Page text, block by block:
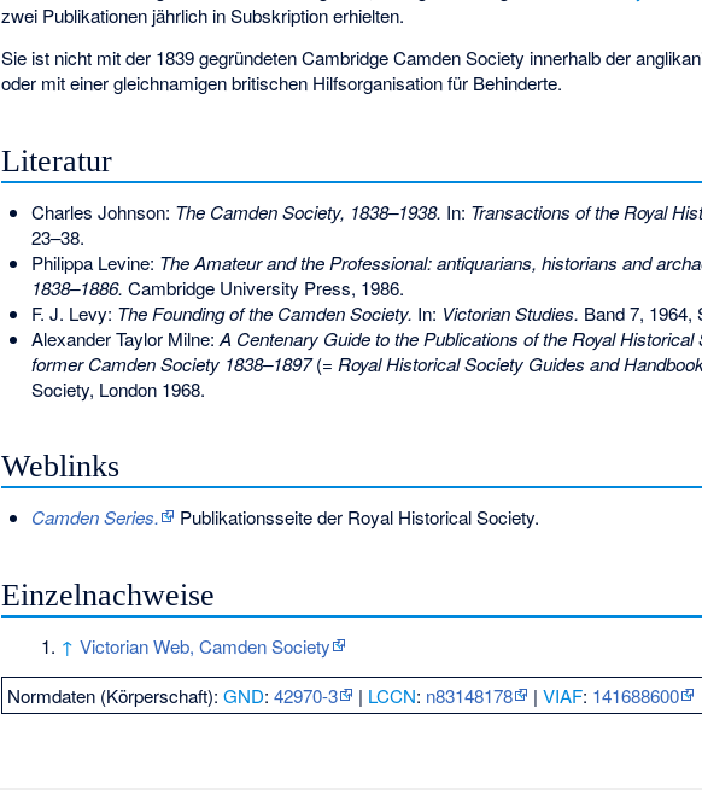
zwei Publikationen jährlich in Subskription erhielten.
Sie ist nicht mit der 1839 gegründeten Cambridge Camden Society innerhalb der
oder mit einer gleichnamigen britischen Hilfsorganisation für Behinderte.
Literatur
Charles Johnson: The Camden Society, 1838–1938. In: Transactions of the Royal
23–38.
Philippa Levine: The Amateur and the Professional: antiquarians, historians and
1838–1886. Cambridge University Press, 1986.
F. J. Levy: The Founding of the Camden Society. In: Victorian Studies. Band 7, 1964,
Alexander Taylor Milne: A Centenary Guide to the Publications of the Royal
former Camden Society 1838–1897(= Royal Historical Society Guides and
Society, London 1968.
Weblinks
Camden Series. Publikationsseite der Royal Historical Society.
Einzelnachweise
↑ Victorian Web, Camden Society
Normdaten (Körperschaft):GND:42970-3 | LCCN: n83148178 |VIAF: 141688600